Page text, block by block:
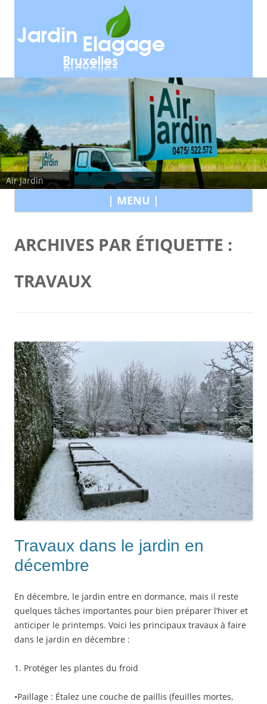
Air Jardin
| MENU |
ARCHIVES PAR ÉTIQUETTE :
TRAVAUX
Travaux dans le jardin en
décembre
En décembre, le jardin entre en dormance, mais il reste
quelques tâches importantes pour bien préparer l’hiver et
anticiper le printemps. Voici les principaux travaux à faire
dans le jardin en décembre :
1. Protéger les plantes du froid
•Paillage : Étalez une couche de paillis (feuilles mortes,